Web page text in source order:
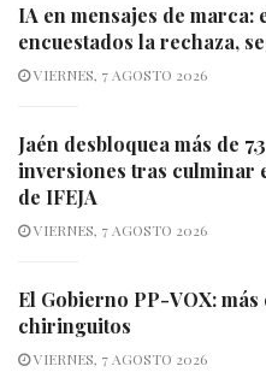
IA en mensajes de marca:
encuestados la rechaza,
VIERNES, 7 AGOSTO 2026
Jaén desbloquea más de
inversiones tras culminar
de IFEJA
VIERNES, 7 AGOSTO 2026
El Gobierno PP-VOX:
chiringuitos
VIERNES, 7 AGOSTO 2026